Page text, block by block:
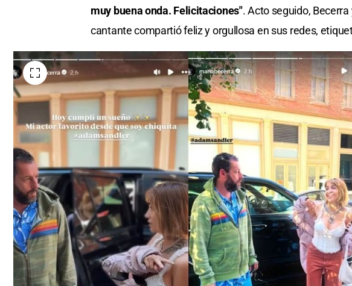
muy buena onda. Felicitaciones". Acto seguido,
cantante compartió feliz y orgullosa en sus redes,